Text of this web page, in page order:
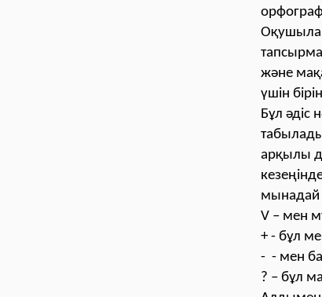
және
үшін
Бұл әдіс
арқылы
мынадай
V – мен
+ - бұл
- - мен
? – бұл